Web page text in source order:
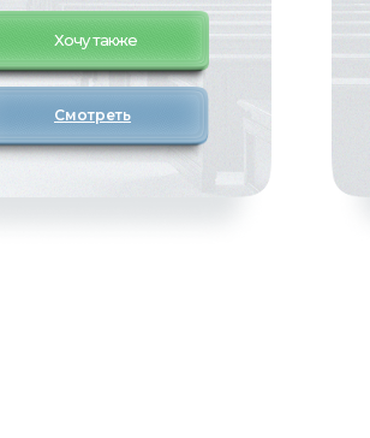
Хочу также
Смотреть